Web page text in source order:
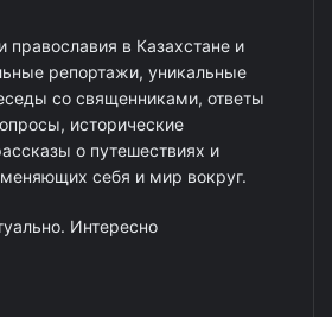
православия в Казахстане и
репортажи, уникальные
со священниками, ответы
исторические
о путешествиях и
себя и мир вокруг.
Интересно